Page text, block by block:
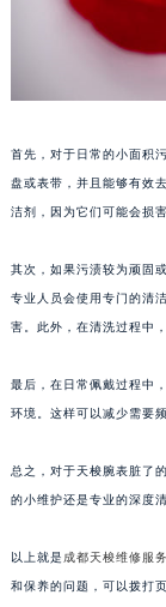
首先，对于日常的小面积
盘或表带，并且能够有效
洁剂，因为它们可能会损
其次，如果污渍较为顽固
专业人员会使用专门的清
害。此外，在清洗过程中
最后，在日常佩戴过程中
环境。这样可以减少需要
总之，对于天梭腕表脏了
的小维护还是专业的深度
以上就是 成都天梭维修服
和保养的问题，可以拨打